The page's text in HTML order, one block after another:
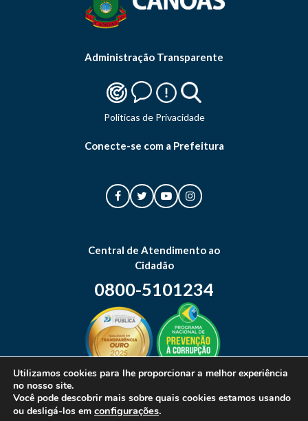
Administração Transparente
Politicas de Privacidade
Conecte-se com a Prefeitura
Central de Atendimento ao
Cidadão
0800-5101234
Utilizamos cookies para lhe proporcionar a melhor experiência
no nosso site.
Você pode descobrir mais sobre quais cookies estamos usando
ou desligá-los em configurações.